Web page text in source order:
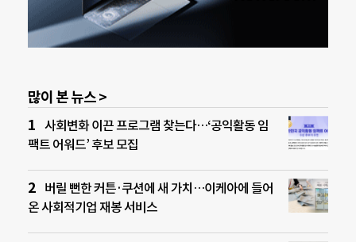
많이 본 뉴스 >
사회변화 이끈 프로그램 찾는다…‘공익활동 임
팩트 어워드’ 후보 모집
버릴 뻔한 커튼·쿠션에 새 가치…이케아에 들어
온 사회적기업 재봉 서비스